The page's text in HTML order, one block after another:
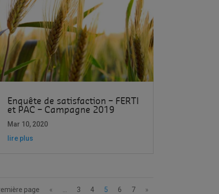
Enquête de satisfaction – FERTI
et PAC – Campagne 2019
Mar 10, 2020
lire plus
page « 3 4 5 6 7 »